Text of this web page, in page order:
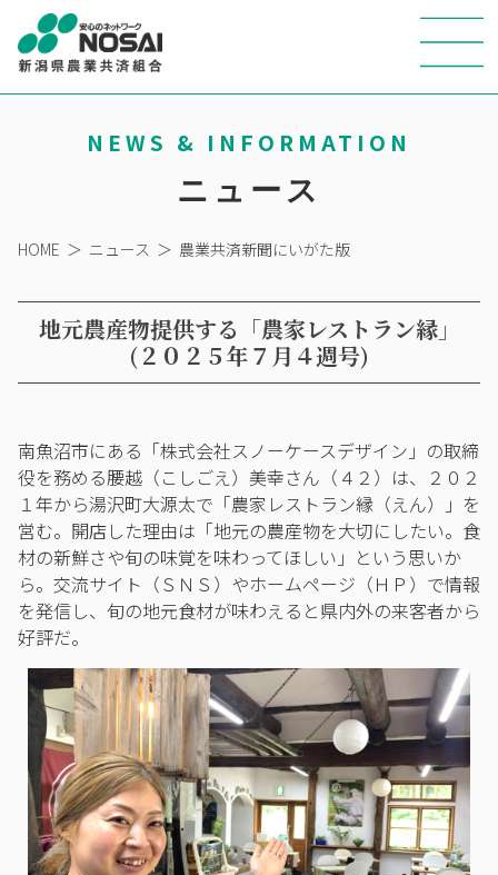
NEWS & INFORMATION
ニュース
HOME ＞ ニュース ＞ 農業共済新聞にいがた版
地元農産物提供する「農家レストラン縁」
(２０２５年７月４週号)
南魚沼市にある「株式会社スノーケースデザイン」の取締
役を務める腰越（こしごえ）美幸さん（４２）は、２０２
１年から湯沢町大源太で「農家レストラン縁（えん）」を
営む。開店した理由は「地元の農産物を大切にしたい。食
材の新鮮さや旬の味覚を味わってほしい」という思いか
ら。交流サイト（ＳＮＳ）やホームページ（ＨＰ）で情報
を発信し、旬の地元食材が味わえると県内外の来客者から
好評だ。